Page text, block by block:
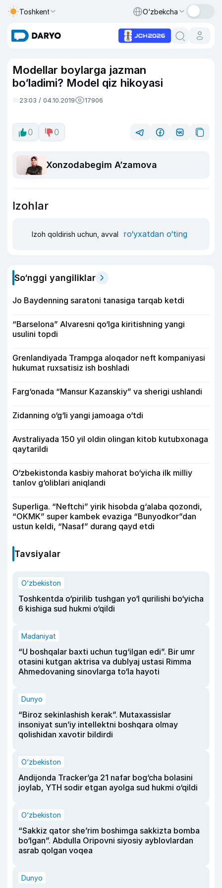
Toshkent O‘zbekcha
Modellar boylarga jazman
bo‘ladimi? Model qiz hikoyasi
23:03 / 04.10.2019 17906
0 0
Xonzodabegim Aʼzamova
Izohlar
Izoh qoldirish uchun, avval ro‘yxatdan o‘ting
So‘nggi yangiliklar
Jo Baydenning saratoni tanasiga tarqab ketdi
“Barselona” Alvaresni qo‘lga kiritishning yangi
usulini topdi
Grenlandiyada Trampga aloqador neft kompaniyasi
hukumat ruxsatisiz ish boshladi
Farg‘onada “Mansur Kazanskiy” va sherigi ushlandi
Zidanning o‘g‘li yangi jamoaga o‘tdi
Avstraliyada 150 yil oldin olingan kitob kutubxonaga
qaytarildi
O‘zbekistonda kasbiy mahorat bo‘yicha ilk milliy
tanlov g‘oliblari aniqlandi
Superliga. “Neftchi” yirik hisobda g‘alaba qozondi,
“OKMK” super kambek evaziga “Bunyodkor”dan
ustun keldi, “Nasaf” durang qayd etdi
Tavsiyalar
O‘zbekiston
Toshkentda o‘pirilib tushgan yo‘l qurilishi bo‘yicha
6 kishiga sud hukmi o‘qildi
Madaniyat
“U boshqalar baxti uchun tug‘ilgan edi”. Bir umr
otasini kutgan aktrisa va dublyaj ustasi Rimma
Ahmedovaning sinovlarga to‘la hayoti
Dunyo
“Biroz sekinlashish kerak”. Mutaxassislar
insoniyat sun’iy intellektni boshqara olmay
qolishidan xavotir bildirdi
O‘zbekiston
Andijonda Tracker’ga 21 nafar bog‘cha bolasini
joylab, YTH sodir etgan ayolga sud hukmi o‘qildi
O‘zbekiston
“Sakkiz qator she’rim boshimga sakkizta bomba
bo‘lgan”. Abdulla Oripovni siyosiy ayblovlardan
asrab qolgan voqea
Dunyo